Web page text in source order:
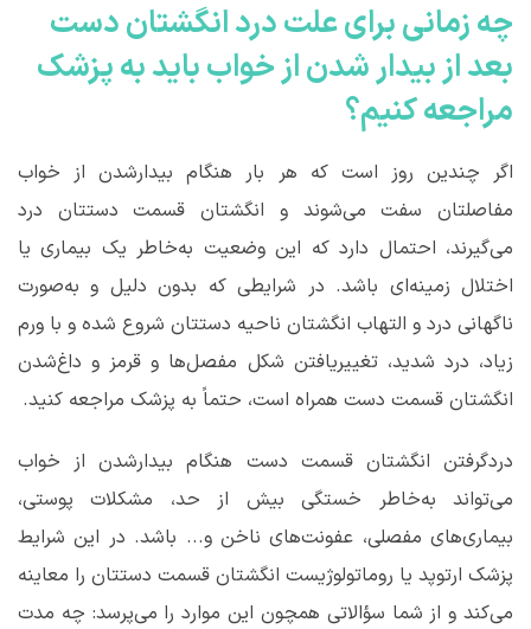
چه زمانی برای علت درد انگشتان دست
بعد از بیدار شدن از خواب باید به پزشک
مراجعه کنیم؟
اگر چندین روز است که هر بار هنگام بیدارشدن از خواب
مفاصلتان سفت می‌شوند و انگشتان قسمت دستتان درد
می‌گیرند، احتمال دارد که این وضعیت به‌خاطر یک بیماری یا
اختلال زمینه‌ای باشد. در شرایطی که بدون دلیل و به‌صورت
ناگهانی درد و التهاب انگشتان ناحیه دستتان شروع شده و با ورم
زیاد، درد شدید، تغییریافتن شکل مفصل‌ها و قرمز و داغ‌شدن
انگشتان قسمت دست همراه است، حتماً به پزشک مراجعه کنید.
دردگرفتن انگشتان قسمت دست هنگام بیدارشدن از خواب
می‌تواند به‌خاطر خستگی بیش از حد، مشکلات پوستی،
بیماری‌های مفصلی، عفونت‌های ناخن و... باشد. در این شرایط
پزشک ارتوپد یا روماتولوژیست انگشتان قسمت دستتان را معاینه
می‌کند و از شما سؤالاتی همچون این موارد را می‌پرسد: چه مدت